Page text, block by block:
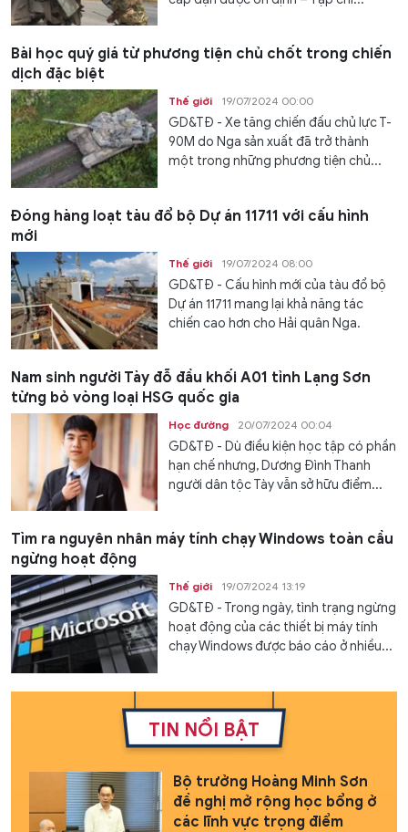
Bài học quý giá từ phương tiện chủ chốt trong chiến
dịch đặc biệt
Thế giới 19/07/2024 00:00
GD&TĐ - Xe tăng chiến đấu chủ lực T-
90M do Nga sản xuất đã trở thành
một trong những phương tiện chủ...
Đóng hàng loạt tàu đổ bộ Dự án 11711 với cấu hình
mới
Thế giới 19/07/2024 08:00
GD&TĐ - Cấu hình mới của tàu đổ bộ
Dự án 11711 mang lại khả năng tác
chiến cao hơn cho Hải quân Nga.
Nam sinh người Tày đỗ đầu khối A01 tỉnh Lạng Sơn
từng bỏ vòng loại HSG quốc gia
Học đường 20/07/2024 00:04
GD&TĐ - Dù điều kiện học tập có phần
hạn chế nhưng, Dương Đình Thanh
người dân tộc Tày vẫn sở hữu điểm...
Tìm ra nguyên nhân máy tính chạy Windows toàn cầu
ngừng hoạt động
Thế giới 19/07/2024 13:19
GD&TĐ - Trong ngày, tình trạng ngừng
hoạt động của các thiết bị máy tính
chạy Windows được báo cáo ở nhiều...
TIN NỔI BẬT
Bộ trưởng Hoàng Minh Sơn
đề nghị mở rộng học bổng ở
các lĩnh vực trọng điểm